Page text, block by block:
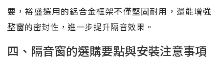
要，裕盛選用的鋁合金框架不僅堅固耐用，還能增強
整窗的密封性，進一步提升隔音效果。
四、隔音窗的選購要點與安裝注意事項